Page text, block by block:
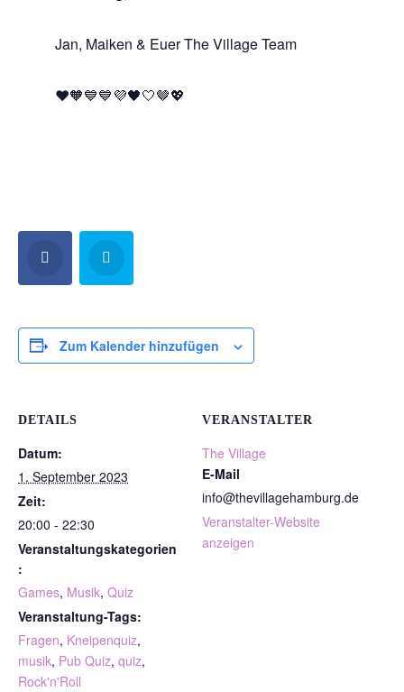
Jan, Maiken & Euer The Village Team
❤️🧡💙💙💜🖤🤍🤎💖
Zum Kalender hinzufügen
DETAILS
Datum:
1. September 2023
Zeit:
20:00 - 22:30
Veranstaltungskategorien
:
Games, Musik, Quiz
Veranstaltung-Tags:
Fragen, Kneipenquiz,
musik, Pub Quiz, quiz,
Rock'n'Roll
VERANSTALTER
The Village
E-Mail
info@thevillagehamburg.de
Veranstalter-Website
anzeigen